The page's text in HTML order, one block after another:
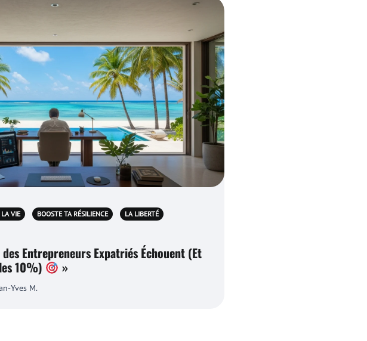
VIE BOOSTE TA RÉSILIENCE
LA LIBERTÉ
Entrepreneurs Expatriés Échouent (Et
10%)
»
Yves M.